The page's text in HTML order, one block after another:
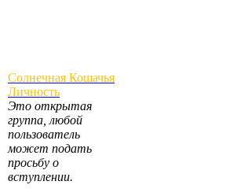
Солнечная Кошачья
Личность
Это открытая
группа, любой
пользователь
может подать
просьбу о
вступлении.